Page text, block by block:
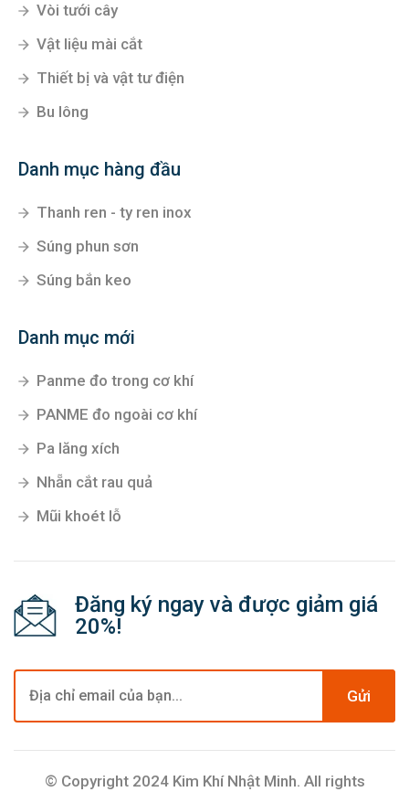
Vòi tưới cây
Vật liệu mài cắt
Thiết bị và vật tư điện
Bu lông
Danh mục hàng đầu
Thanh ren - ty ren inox
Súng phun sơn
Súng bắn keo
Danh mục mới
Panme đo trong cơ khí
PANME đo ngoài cơ khí
Pa lăng xích
Nhẵn cắt rau quả
Mũi khoét lỗ
Đăng ký ngay và được giảm giá
20%!
Gửi
© Copyright 2024 Kim Khí Nhật Minh. All rights